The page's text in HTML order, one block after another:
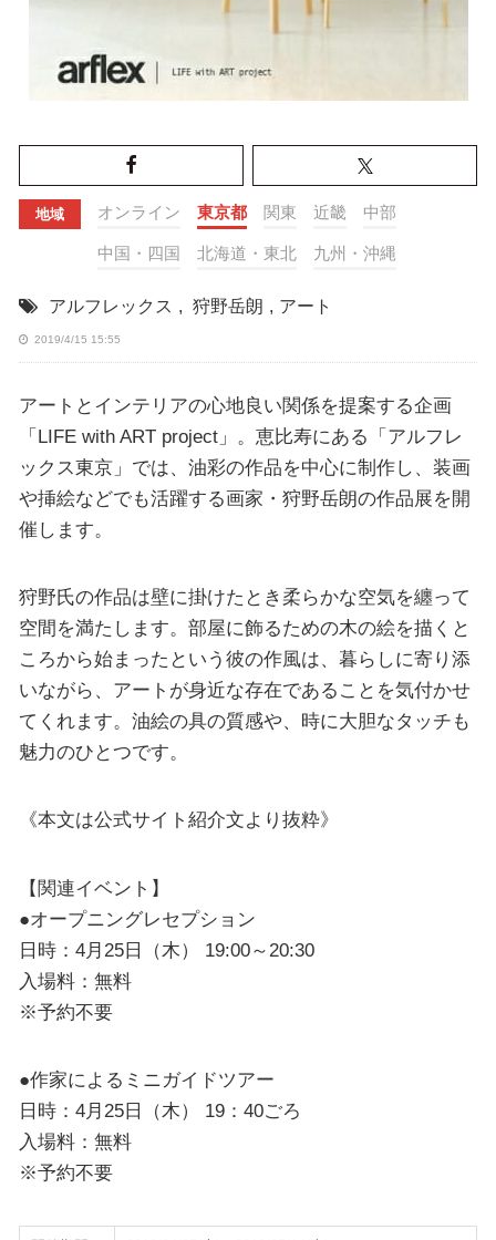
地域 オンライン 東京都 関東 近畿 中部
中国・四国 北海道・東北 九州・沖縄
アルフレックス , 狩野岳朗 , アート
2019/4/15 15:55
アートとインテリアの心地良い関係を提案する企画
「LIFE with ART project」。恵比寿にある「アルフレ
ックス東京」では、油彩の作品を中心に制作し、装画
や挿絵などでも活躍する画家・狩野岳朗の作品展を開
催します。
狩野氏の作品は壁に掛けたとき柔らかな空気を纏って
空間を満たします。部屋に飾るための木の絵を描くと
ころから始まったという彼の作風は、暮らしに寄り添
いながら、アートが身近な存在であることを気付かせ
てくれます。油絵の具の質感や、時に大胆なタッチも
魅力のひとつです。
《本文は公式サイト紹介文より抜粋》
【関連イベント】
●オープニングレセプション
日時：4月25日（木） 19:00～20:30
入場料：無料
※予約不要
●作家によるミニガイドツアー
日時：4月25日（木） 19：40ごろ
入場料：無料
※予約不要